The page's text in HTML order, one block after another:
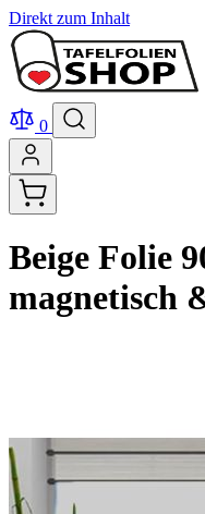
Direkt zum Inhalt
0
Beige Folie
magnetisch